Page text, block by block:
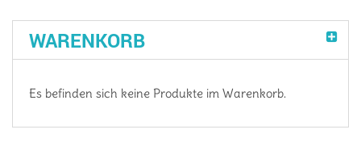
WARENKORB
Es befinden sich keine Produkte im Warenkorb.